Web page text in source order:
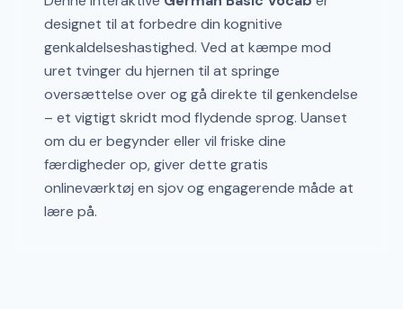
designet til at forbedre din kognitive
genkaldelseshastighed. Ved at kæmpe mod
uret tvinger du hjernen til at springe
oversættelse over og gå direkte til genkendelse
– et vigtigt skridt mod flydende sprog. Uanset
om du er begynder eller vil friske dine
færdigheder op, giver dette gratis
onlineværktøj en sjov og engagerende måde at
lære på.